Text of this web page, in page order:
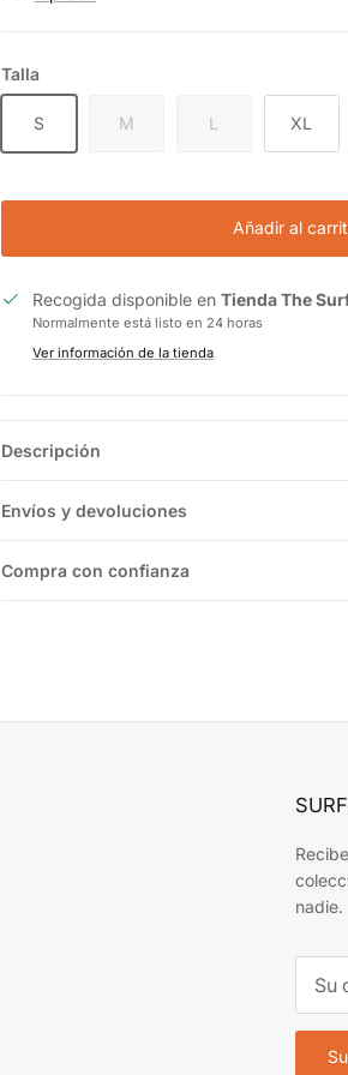
Talla
S M L XL
Añadir al
Recogida disponible en Tienda The
Normalmente está listo en 24 horas
Ver información de la tienda
Descripción
Envíos y devoluciones
Compra con confianza
nadie.